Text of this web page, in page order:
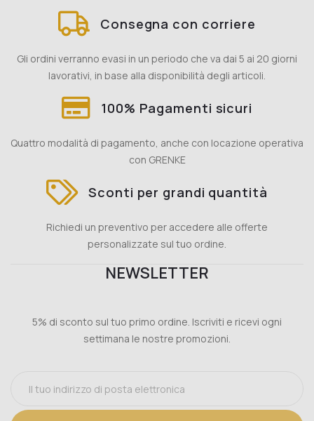
Consegna con corriere
Gli ordini verranno evasi in un periodo che va dai 5 ai 20 giorni
lavorativi, in base alla disponibilità degli articoli.
100% Pagamenti sicuri
Quattro modalità di pagamento, anche con locazione operativa
con GRENKE
Sconti per grandi quantità
Richiedi un preventivo per accedere alle offerte
personalizzate sul tuo ordine.
NEWSLETTER
5% di sconto sul tuo primo ordine. Iscriviti e ricevi ogni
settimana le nostre promozioni.